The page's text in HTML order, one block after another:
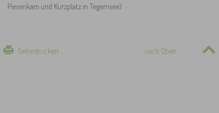
Piesenkam und Kurzplatz in Tegernsee)
Seite drucken nach Oben